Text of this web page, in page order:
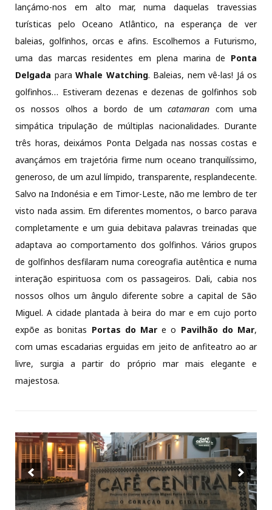
lançámo-nos em alto mar, numa daquelas travessias
turísticas pelo Oceano Atlântico, na esperança de ver
baleias, golfinhos, orcas e afins. Escolhemos a Futurismo,
uma das marcas residentes em plena marina de Ponta
Delgada para Whale Watching. Baleias, nem vê-las! Já os
golfinhos… Estiveram dezenas e dezenas de golfinhos sob
os nossos olhos a bordo de umcatamaran com uma
simpática tripulação de múltiplas nacionalidades. Durante
três horas, deixámos Ponta Delgada nas nossas costas e
avançámos em trajetória firme num oceano tranquilíssimo,
generoso, de um azul límpido, transparente, resplandecente.
Salvo na Indonésia e em Timor-Leste, não me lembro de ter
visto nada assim. Em diferentes momentos, o barco parava
completamente e um guia debitava palavras treinadas que
adaptava ao comportamento dos golfinhos. Vários grupos
de golfinhos desfilaram numa coreografia autêntica e numa
interação espirituosa com os passageiros. Dali, cabia nos
nossos olhos um ângulo diferente sobre a capital de São
Miguel. A cidade plantada à beira do mar e em cujo porto
expõe as bonitas Portas do Mar e o Pavilhão do Mar,
com umas escadarias erguidas em jeito de anfiteatro ao ar
livre, surgia a partir do próprio mar mais elegante e
majestosa.